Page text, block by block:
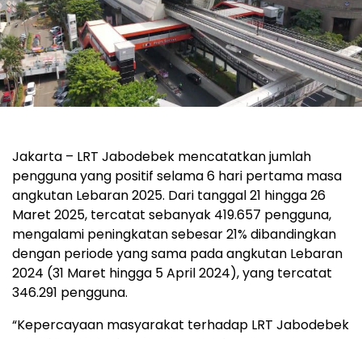
Jakarta – LRT Jabodebek mencatatkan jumlah
pengguna yang positif selama 6 hari pertama masa
angkutan Lebaran 2025. Dari tanggal 21 hingga 26
Maret 2025, tercatat sebanyak 419.657 pengguna,
mengalami peningkatan sebesar 21% dibandingkan
dengan periode yang sama pada angkutan Lebaran
2024 (31 Maret hingga 5 April 2024), yang tercatat
346.291 pengguna.
“Kepercayaan masyarakat terhadap LRT Jabodebek